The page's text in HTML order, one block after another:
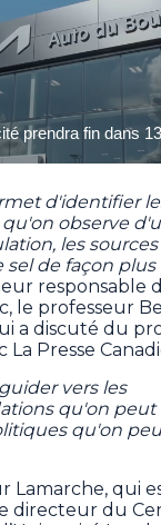
d'identifier
observe
les
sel de façon plus
responsable
le professeur
a discuté du
La Presse
vers les
qu'on peut
qu'on
Lamarche, qui
directeur du